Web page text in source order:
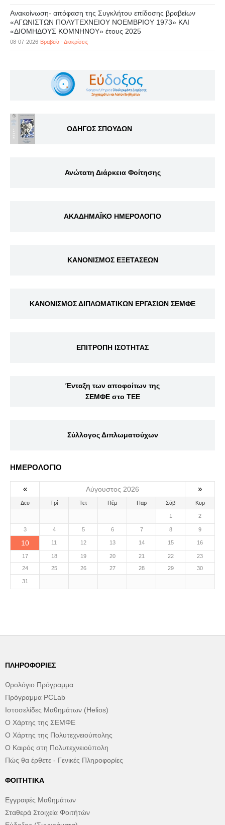
Ανακοίνωση- απόφαση της Συγκλήτου επίδοσης βραβείων
«ΑΓΩΝΙΣΤΩΝ ΠΟΛΥΤΕΧΝΕΙΟΥ ΝΟΕΜΒΡΙΟΥ 1973» ΚΑΙ
«ΔΙΟΜΗΔΟΥΣ ΚΟΜΝΗΝΟΥ» έτους 2025
08-07-2026 Βραβεία - Διακρίσεις
ΟΔΗΓΟΣ ΣΠΟΥΔΩΝ
Ανώτατη Διάρκεια Φοίτησης
ΑΚΑΔΗΜΑΪΚΟ ΗΜΕΡΟΛΟΓΙΟ
ΚΑΝΟΝΙΣΜΟΣ ΕΞΕΤΑΣΕΩΝ
ΚΑΝΟΝΙΣΜΟΣ ΔΙΠΛΩΜΑΤΙΚΩΝ ΕΡΓΑΣΙΩΝ ΣΕΜΦΕ
ΕΠΙΤΡΟΠΗ ΙΣΟΤΗΤΑΣ
Ένταξη των αποφοίτων της
ΣΕΜΦΕ στο ΤΕΕ
Σύλλογος Διπλωματούχων
ΗΜΕΡΟΛΟΓΙΟ
« Αύγουστος 2026 »
Δευ Τρί Τετ Πέμ Παρ Σάβ Κυρ
1 2
3 4 5 6 7 8 9
10 11 12 13 14 15 16
17 18 19 20 21 22
23
24
25 26 27 28 29 30
31
ΠΛΗΡΟΦΟΡΊΕΣ
Ωρολόγιο Πρόγραμμα
Πρόγραμμα PCLab
Ιστοσελίδες Μαθημάτων (Helios)
Ο Χάρτης της ΣΕΜΦΕ
Ο Χάρτης της Πολυτεχνειούπολης
Ο Καιρός στη Πολυτεχνειούπολη
Πώς θα έρθετε - Γενικές Πληροφορίες
ΦΟΙΤΗΤΙΚΆ
Εγγραφές Μαθημάτων
Σταθερά Στοιχεία Φοιτήτών